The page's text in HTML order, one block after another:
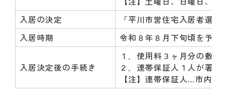
入居の決定
「平川市営住宅入居者選
入居時期
令和８年８月下旬頃を予定
入居決定後の手続き
１．使用料３ヶ月分の敷
２．連帯保証人１人が署
【注】連帯保証人…市内